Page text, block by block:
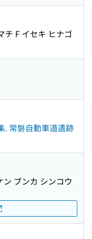
チ F イセキ ヒナゴ
. 常磐自動車道遺跡
ン ブンカ シンコウ